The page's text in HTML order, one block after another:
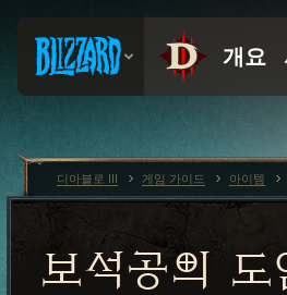
보석공의 도
디아블로 III 게임 가이드 아이템